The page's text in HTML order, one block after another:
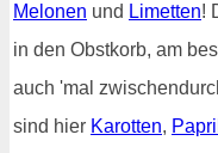
Melonen und Limetten!
in den Obstkorb, am
auch 'mal
sind hier Karotten,